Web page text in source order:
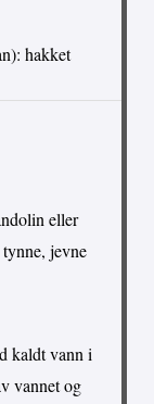
hakket
eller
jevne
kaldt vann i
vannet og